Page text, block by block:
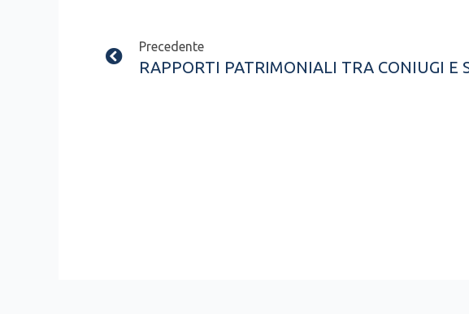
Precedente